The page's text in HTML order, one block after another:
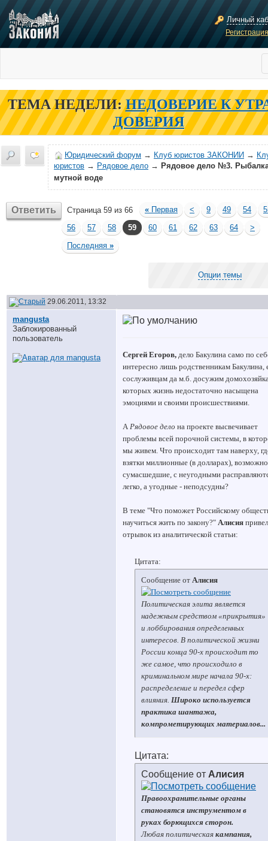
Личный
ТЕМА НЕДЕЛИ: НЕДОВЕРИЕ К
ДОВЕРИЯ
Юридический форум → Клуб юристов ЗАКОНИИ →
юристов → Рядовое дело → Рядовое дело №3.
мутной воде
Ответить Страница 59 из 66 « Первая < 9 49 54
56
57 58 59 60 61 62 63 64
>
Последняя »
Опции темы
29.06.2011, 13:32
mangusta
Заблокированный
пользователь
Сергей Егоров, дело Бакулина само по
интересно лишь родственникам Бакулина,
сослуживцам да м.б. досужим
которых жизнь недостаточно насыщена
эмоциями и своими происшествиями.
А Рядовое дело на проекте высвечивает
проблемы всей порочной системы, в
мы живем. Что происходит там наверху,
взятки миллионные (в долларах),
сумасшедшие, с неугодными
легко, а угодные - неподсудны?
В теме "Что поможет Российскому
научиться жить по закону?" Алисия
отрывок из аналитической статьи:
Цитата:
Сообщение от Алисия
Политическая элита является
надежным средством «прикрытия»
и лоббирования определенных
интересов. В политической жизни
России конца 90-х происходит то
же самое, что происходило в
криминальном мире начала 90-х:
распределение и передел сфер
влияния. Широко используется
практика шантажа,
компрометирующих материалов...
Цитата:
Сообщение от Алисия
Правоохранительные органы
становятся инструментом в
руках борющихся сторон.
Любая политическая кампания,